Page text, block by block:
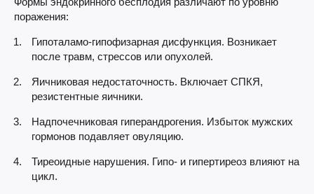
поражения:
Гипоталамо-гипофизарная дисфункция. Возникает
после травм, стрессов или опухолей.
Яичниковая недостаточность. Включает СПКЯ,
резистентные яичники.
Надпочечниковая гиперандрогения. Избыток мужских
гормонов подавляет овуляцию.
Тиреоидные нарушения. Гипо- и гипертиреоз влияют на
цикл.